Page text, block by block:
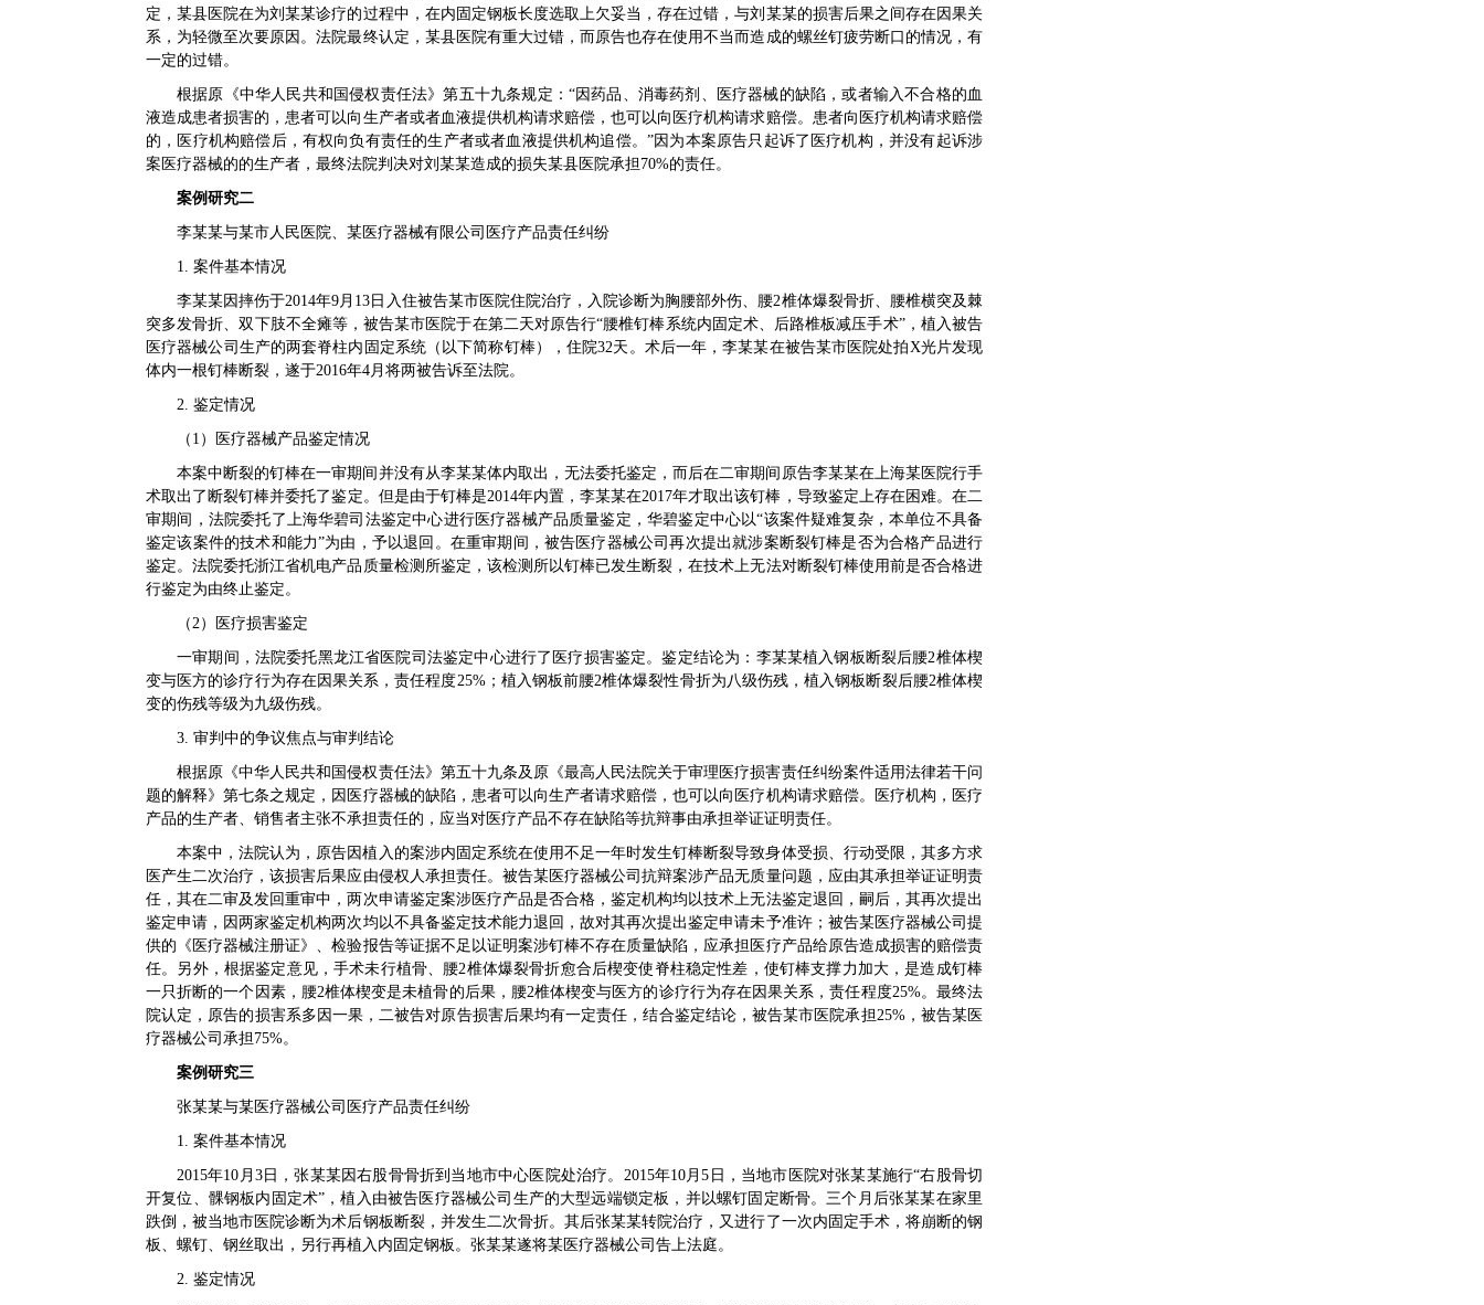
定，某县医院在为刘某某诊疗的过程中，在内固定钢板长度选取上欠妥当，存在过错，与刘某某的损害后果之间存在因果关
系，为轻微至次要原因。法院最终认定，某县医院有重大过错，而原告也存在使用不当而造成的螺丝钉疲劳断口的情况，有
一定的过错。
根据原《中华人民共和国侵权责任法》第五十九条规定：“因药品、消毒药剂、医疗器械的缺陷，或者输入不合格的血
液造成患者损害的，患者可以向生产者或者血液提供机构请求赔偿，也可以向医疗机构请求赔偿。患者向医疗机构请求赔偿
的，医疗机构赔偿后，有权向负有责任的生产者或者血液提供机构追偿。”因为本案原告只起诉了医疗机构，并没有起诉涉
案医疗器械的的生产者，最终法院判决对刘某某造成的损失某县医院承担70%的责任。
案例研究二
李某某与某市人民医院、某医疗器械有限公司医疗产品责任纠纷
1. 案件基本情况
李某某因摔伤于2014年9月13日入住被告某市医院住院治疗，入院诊断为胸腰部外伤、腰2椎体爆裂骨折、腰椎横突及棘
突多发骨折、双下肢不全瘫等，被告某市医院于在第二天对原告行“腰椎钉棒系统内固定术、后路椎板减压手术”，植入被告
医疗器械公司生产的两套脊柱内固定系统（以下简称钉棒），住院32天。术后一年，李某某在被告某市医院处拍X光片发现
体内一根钉棒断裂，遂于2016年4月将两被告诉至法院。
2. 鉴定情况
（1）医疗器械产品鉴定情况
本案中断裂的钉棒在一审期间并没有从李某某体内取出，无法委托鉴定，而后在二审期间原告李某某在上海某医院行手
术取出了断裂钉棒并委托了鉴定。但是由于钉棒是2014年内置，李某某在2017年才取出该钉棒，导致鉴定上存在困难。在二
审期间，法院委托了上海华碧司法鉴定中心进行医疗器械产品质量鉴定，华碧鉴定中心以“该案件疑难复杂，本单位不具备
鉴定该案件的技术和能力”为由，予以退回。在重审期间，被告医疗器械公司再次提出就涉案断裂钉棒是否为合格产品进行
鉴定。法院委托浙江省机电产品质量检测所鉴定，该检测所以钉棒已发生断裂，在技术上无法对断裂钉棒使用前是否合格进
行鉴定为由终止鉴定。
（2）医疗损害鉴定
一审期间，法院委托黑龙江省医院司法鉴定中心进行了医疗损害鉴定。鉴定结论为：李某某植入钢板断裂后腰2椎体楔
变与医方的诊疗行为存在因果关系，责任程度25%；植入钢板前腰2椎体爆裂性骨折为八级伤残，植入钢板断裂后腰2椎体楔
变的伤残等级为九级伤残。
3. 审判中的争议焦点与审判结论
根据原《中华人民共和国侵权责任法》第五十九条及原《最高人民法院关于审理医疗损害责任纠纷案件适用法律若干问
题的解释》第七条之规定，因医疗器械的缺陷，患者可以向生产者请求赔偿，也可以向医疗机构请求赔偿。医疗机构，医疗
产品的生产者、销售者主张不承担责任的，应当对医疗产品不存在缺陷等抗辩事由承担举证证明责任。
本案中，法院认为，原告因植入的案涉内固定系统在使用不足一年时发生钉棒断裂导致身体受损、行动受限，其多方求
医产生二次治疗，该损害后果应由侵权人承担责任。被告某医疗器械公司抗辩案涉产品无质量问题，应由其承担举证证明责
任，其在二审及发回重审中，两次申请鉴定案涉医疗产品是否合格，鉴定机构均以技术上无法鉴定退回，嗣后，其再次提出
鉴定申请，因两家鉴定机构两次均以不具备鉴定技术能力退回，故对其再次提出鉴定申请未予准许；被告某医疗器械公司提
供的《医疗器械注册证》、检验报告等证据不足以证明案涉钉棒不存在质量缺陷，应承担医疗产品给原告造成损害的赔偿责
任。另外，根据鉴定意见，手术未行植骨、腰2椎体爆裂骨折愈合后楔变使脊柱稳定性差，使钉棒支撑力加大，是造成钉棒
一只折断的一个因素，腰2椎体楔变是未植骨的后果，腰2椎体楔变与医方的诊疗行为存在因果关系，责任程度25%。最终法
院认定，原告的损害系多因一果，二被告对原告损害后果均有一定责任，结合鉴定结论，被告某市医院承担25%，被告某医
疗器械公司承担75%。
案例研究三
张某某与某医疗器械公司医疗产品责任纠纷
1. 案件基本情况
2015年10月3日，张某某因右股骨骨折到当地市中心医院处治疗。2015年10月5日，当地市医院对张某某施行“右股骨切
开复位、髁钢板内固定术”，植入由被告医疗器械公司生产的大型远端锁定板，并以螺钉固定断骨。三个月后张某某在家里
跌倒，被当地市医院诊断为术后钢板断裂，并发生二次骨折。其后张某某转院治疗，又进行了一次内固定手术，将崩断的钢
板、螺钉、钢丝取出，另行再植入内固定钢板。张某某遂将某医疗器械公司告上法庭。
2. 鉴定情况